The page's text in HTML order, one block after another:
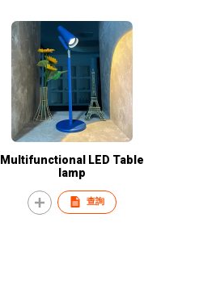
Multifunctional LED Table
lamp
查詢